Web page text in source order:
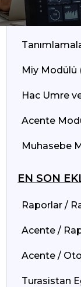
Miy Modülü
Hac Umre
Acente
Muhasebe
EN SON
Raporlar /
Acente /
Acente /
Turasistan